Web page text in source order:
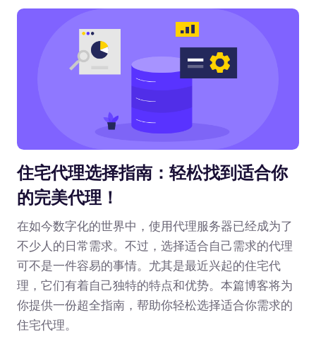
住宅代理选择指南：轻松找到适合你
的完美代理！
在如今数字化的世界中，使用代理服务器已经成为了
不少人的日常需求。不过，选择适合自己需求的代理
可不是一件容易的事情。尤其是最近兴起的住宅代
理，它们有着自己独特的特点和优势。本篇博客将为
你提供一份超全指南，帮助你轻松选择适合你需求的
住宅代理。